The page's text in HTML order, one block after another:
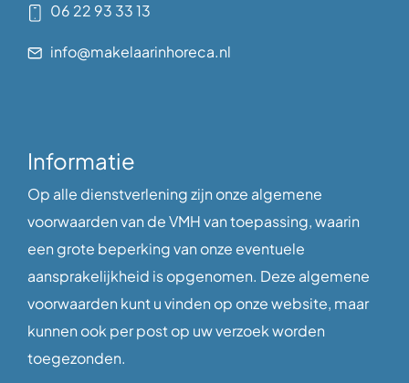
06 22 93 33 13
info@makelaarinhoreca.nl
Informatie
Op alle dienstverlening zijn onze algemene
voorwaarden van de VMH van toepassing, waarin
een grote beperking van onze eventuele
aansprakelijkheid is opgenomen. Deze algemene
voorwaarden kunt u vinden op onze website, maar
kunnen ook per post op uw verzoek worden
toegezonden.